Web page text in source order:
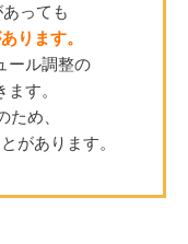
っても
ります。
ール調整の
す。
め、
があります。